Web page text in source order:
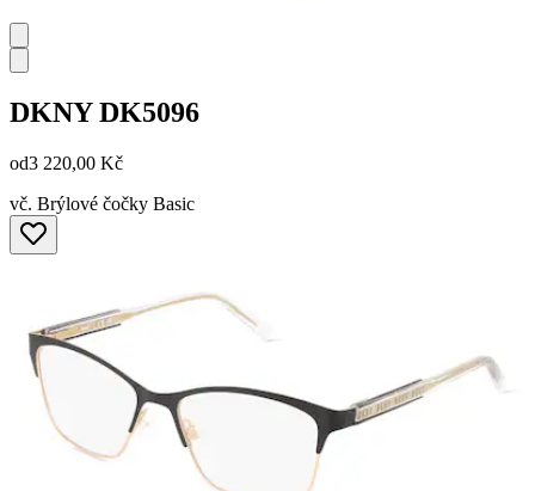
DKNY DK5096
od3 220,00 Kč
vč. Brýlové čočky Basic